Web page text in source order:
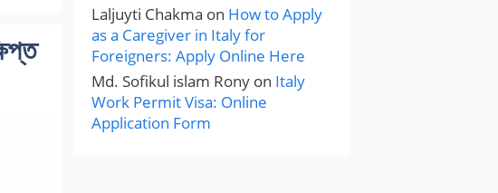
Laljuyti Chakma on How to Apply
as a Caregiver in Italy for
Foreigners: Apply Online Here
Md. Sofikul islam Rony on Italy
Work Permit Visa: Online
Application Form